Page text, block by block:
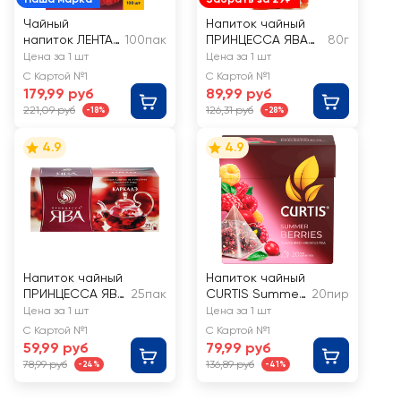
Чайный
напиток ЛЕНТА
на основе
каркадэ с
малиной и
шиповником
100пак
Цена за 1 шт
С Картой №1
179,99 руб
221,09 руб -18%
Напиток чайный
ПРИНЦЕССА ЯВА
Каркадэ
80г
Цена за 1 шт
С Картой №1
89,99 руб
126,31 руб -28%
4.9
Напиток чайный
ПРИНЦЕССА ЯВА
Каркаде
25пак
Цена за 1 шт
С Картой №1
59,99 руб
78,99 руб -24%
4.9
Напиток чайный
CURTIS Summer
Berries каркаде
ароматизирова
нный
20пир
Цена за 1 шт
С Картой №1
79,99 руб
136,89 руб -41%